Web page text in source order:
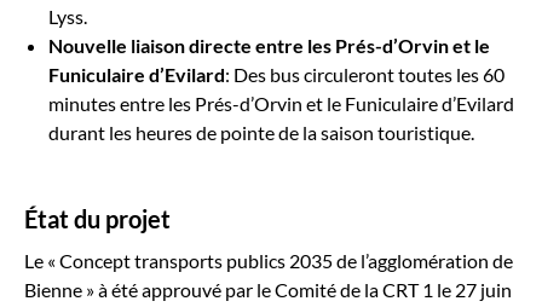
Lyss.
Nouvelle liaison directe entre les Prés-d’Orvin et le
Funiculaire d’Evilard: Des bus circuleront toutes les 60
minutes entre les Prés-d’Orvin et le Funiculaire d’Evilard
durant les heures de pointe de la saison touristique.
État du projet
Le « Concept transports publics 2035 de l’agglomération de
Bienne » à été approuvé par le Comité de la CRT 1 le 27 juin